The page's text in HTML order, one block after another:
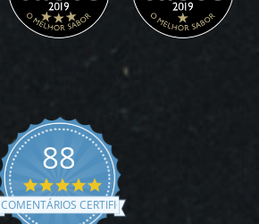
88
4.9
star
rating
COMENTÁRIOS CERTIFICADOS